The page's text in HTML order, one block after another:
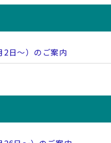
2日～）のご案内